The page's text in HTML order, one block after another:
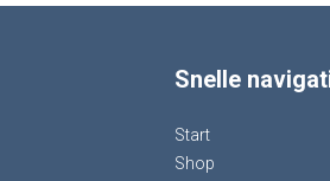
Snelle
Start
Shop